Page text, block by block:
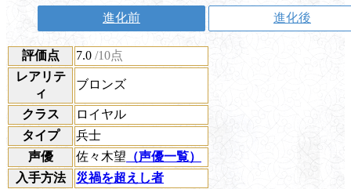
進化前 進化後
評価点 7.0 /10点
レアリテ
ィ
ブロンズ
クラス
ロイヤル
タイプ
兵士
声優
佐々木望 （声優一覧）
入手方法
災禍を超えし者